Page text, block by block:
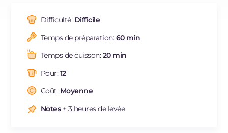
ES
BR
NL
Difficulté: Difficile
Temps de préparation:60 min
Temps de cuisson:20 min
Pour:12
Coût: Moyenne
Notes+ 3 heures de levée